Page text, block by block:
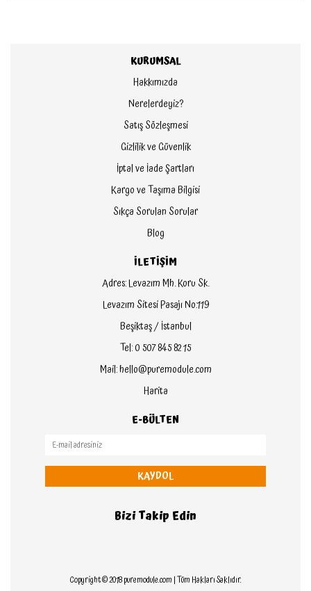
KURUMSAL
Hakkımızda
Nerelerdeyiz?
Satış Sözleşmesi
Gizlilik ve Güvenlik
İptal ve İade Şartları
Kargo ve Taşıma Bilgisi
Sıkça Sorulan Sorular
Blog
İLETİŞİM
Adres: Levazım Mh. Koru Sk.
Levazım Sitesi Pasajı No:119
Beşiktaş / İstanbul
Tel: 0 507 845 82 15
Mail: hello@puremodule.com
Harita
E-BÜLTEN
KAYDOL
Bizi Takip Edin
Copyright © 2018 puremodule.com | Tüm Hakları Saklıdır.